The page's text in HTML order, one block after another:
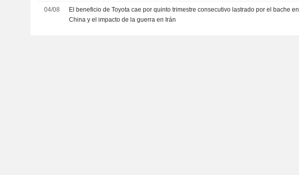
04/08
El beneficio de Toyota cae por quinto trimestre consecutivo lastrado por el bache en
China y el impacto de la guerra en Irán